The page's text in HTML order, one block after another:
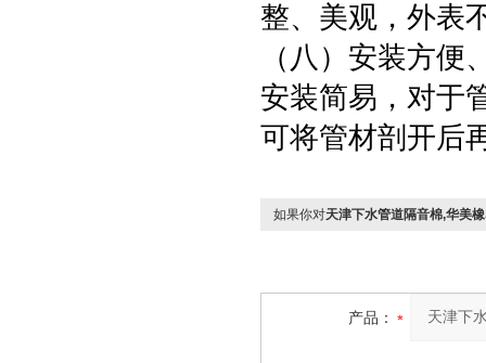
整、美观，外表
（八）安装方
安装简易，对于
可将管材剖开后
如果你对天津下水管道隔音棉,华美
产品：